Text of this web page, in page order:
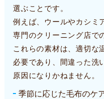
選ぶことです。
例えば、ウールやカシミ
専門のクリーニング店で
これらの素材は、適切な
必要であり、間違った洗
原因になりかねません。
季節に応じた毛布のケ